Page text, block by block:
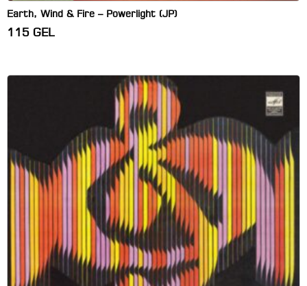
Earth, Wind & Fire – Powerlight (JP)
115 GEL